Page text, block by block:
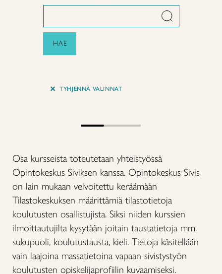
HAE
+TYHJENNÄ VALINNAT
Osa kursseista toteutetaan yhteistyössä
Opintokeskus Siviksen kanssa. Opintokeskus Sivis
on lain mukaan velvoitettu keräämään
Tilastokeskuksen määrittämiä tilastotietoja
koulutusten osallistujista. Siksi niiden kurssien
ilmoittautujilta kysytään joitain taustatietoja mm.
sukupuoli, koulutustausta, kieli. Tietoja käsitellään
vain laajoina massatietoina vapaan sivistystyön
koulutusten opiskelijaprofiilin kuvaamiseksi.